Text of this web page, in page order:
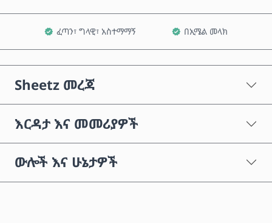
ፈጣን፣ ግላዊ፣ አስተማማኝ በኢሜል መላክ
Sheetz መረጃ
እርዳታ እና መመሪያዎች
ውሎች እና ሁኔታዎች